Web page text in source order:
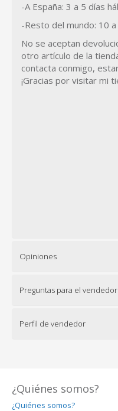
-A España: 3 a 5 días
-Resto del mundo: 10
No se aceptan
otro artículo de la
contacta conmigo,
¡Gracias por visitar mi
Opiniones
Preguntas para el vendedor
Perfil de vendedor
¿Quiénes somos?
¿Quiénes somos?